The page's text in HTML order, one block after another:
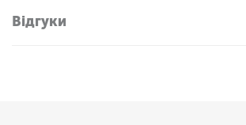
Відгуки